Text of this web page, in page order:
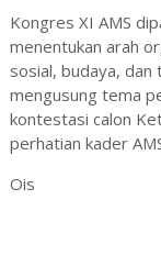
Kongres XI AMS
menentukan arah
sosial, budaya, dan
mengusung tema
kontestasi calon
perhatian kader
Ois